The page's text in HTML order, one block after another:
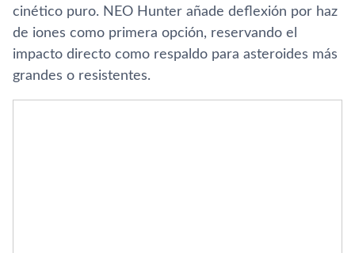
cinético puro. NEO Hunter añade deflexión por haz
de iones como primera opción, reservando el
impacto directo como respaldo para asteroides más
grandes o resistentes.